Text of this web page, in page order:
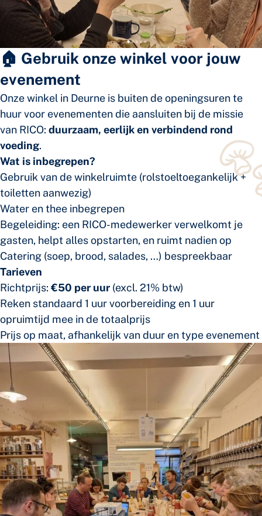
🏠 Gebruik onze winkel voor jouw
evenement
Onze winkel in Deurne is buiten de openingsuren te
huur voor evenementen die aansluiten bij de missie
van RICO: duurzaam, eerlijk en verbindend rond
voeding.
Wat is inbegrepen?
Gebruik van de winkelruimte (rolstoeltoegankelijk +
toiletten aanwezig)
Water en thee inbegrepen
Begeleiding: een RICO-medewerker verwelkomt je
gasten, helpt alles opstarten, en ruimt nadien op
Catering (soep, brood, salades, …) bespreekbaar
Tarieven
Richtprijs: €50 per uur (excl. 21% btw)
Reken standaard 1 uur voorbereiding en 1 uur
opruimtijd mee in de totaalprijs
Prijs op maat, afhankelijk van duur en type evenement